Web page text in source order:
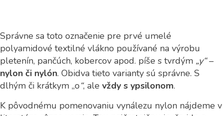
Správne sa toto označenie pre prvé umelé
polyamidové textilné vlákno používané na výrobu
pletenín, pančúch, kobercov apod. píše s tvrdým „y“–
nylon či nylón. Obidva tieto varianty sú správne. S
dlhým či krátkym „o“, ale vždy s ypsilonom.
K pôvodnému pomenovaniu vynálezu nylon nájdeme v